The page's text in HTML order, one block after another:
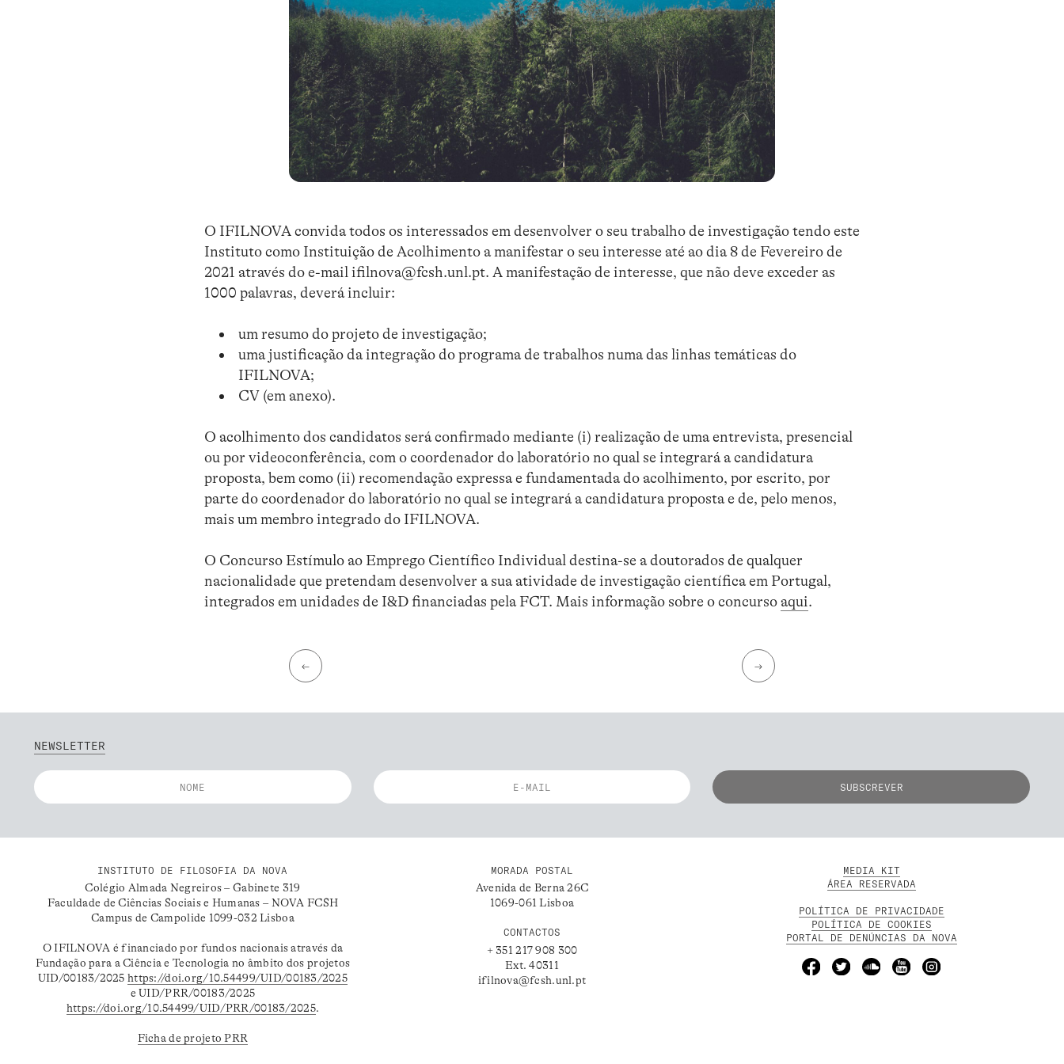
O IFILNOVA convida todos os interessados em desenvolver o seu trabalho de investigação tendo este
Instituto como Instituição de Acolhimento a manifestar o seu interesse até ao dia 8 de Fevereiro de
2021 através do e-mail ifilnova@fcsh.unl.pt. A manifestação de interesse, que não deve exceder as
1000 palavras, deverá incluir:
um resumo do projeto de investigação;
uma justificação da integração do programa de trabalhos numa das linhas temáticas do
IFILNOVA;
CV (em anexo).
O acolhimento dos candidatos será confirmado mediante (i) realização de uma entrevista, presencial
ou por videoconferência, com o coordenador do laboratório no qual se integrará a candidatura
proposta, bem como (ii) recomendação expressa e fundamentada do acolhimento, por escrito, por
parte do coordenador do laboratório no qual se integrará a candidatura proposta e de, pelo menos,
mais um membro integrado do IFILNOVA.
O Concurso Estímulo ao Emprego Científico Individual destina-se a doutorados de qualquer
nacionalidade que pretendam desenvolver a sua atividade de investigação científica em Portugal,
integrados em unidades de I&D financiadas pela FCT. Mais informação sobre o concursoaqui.
← →
NEWSLETTER
INSTITUTO DE FILOSOFIA DA NOVA
Colégio Almada Negreiros – Gabinete 319
Faculdade de Ciências Sociais e Humanas – NOVA FCSH
Campus de Campolide 1099-032 Lisboa
O IFILNOVA é financiado por fundos nacionais através da
Fundação para a Ciência e Tecnologia no âmbito dos projetos
UID/00183/2025https://doi.org/10.54499/UID/00183/2025
e UID/PRR/00183/2025
https://doi.org/10.54499/UID/PRR/00183/2025.
Ficha de projeto PRR
MORADA POSTAL
Avenida de Berna 26C
1069-061 Lisboa
CONTACTOS
+ 351 217 908 300
Ext. 40311
ifilnova@fcsh.unl.pt
MEDIA KIT
ÁREA RESERVADA
POLÍTICA DE PRIVACIDADE
POLÍTICA DE COOKIES
PORTAL DE DENÚNCIAS DA NOVA